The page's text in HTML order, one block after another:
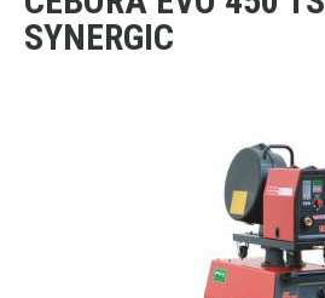
SYNERGIC